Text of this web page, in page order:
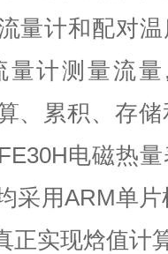
量计和配对
量计测量流量
、累积、存
FE30H电磁热
采用ARM单片
正实现焓值计